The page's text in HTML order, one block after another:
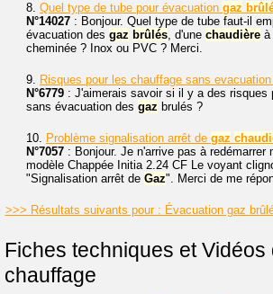
8. Quel type de tube pour évacuation gaz
N°14027 : Bonjour. Quel type de tube faut-il
évacuation des gaz brûlés, d'une chaudière à
cheminée ? Inox ou PVC ? Merci.
9. Risques pour les chauffage sans
N°6779 : J'aimerais savoir si il y a des risques
sans évacuation des gaz brulés ?
10. Problème signalisation arrêt de gaz
N°7057 : Bonjour. Je n'arrive pas à redémarrer
modèle Chappée Initia 2.24 CF Le voyant
"Signalisation arrêt de Gaz". Merci de me
>>> Résultats suivants pour : Évacuation gaz
Fiches techniques et Vidéos
chauffage